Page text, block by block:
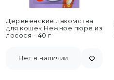
Деревенские лакомства
для кошек Нежное пюре из
лосося - 40 г
Нет в наличии